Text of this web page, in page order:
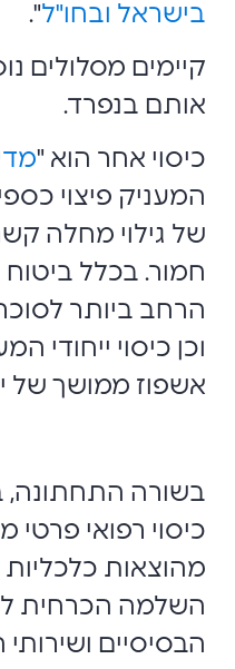
בישראל ובחו"ל".
קיימים מסלולים
אותם בנפרד.
כיסוי אחר הוא "
המעניק פיצוי
של גילוי מחלה
חמור. בכלל ביטוח
וכן כיסוי ייחודי
אשפוז ממושך של
בשורה התחתונה,
כיסוי רפואי
מהוצאות כלכליות
השלמה הכרחית
הבסיסיים